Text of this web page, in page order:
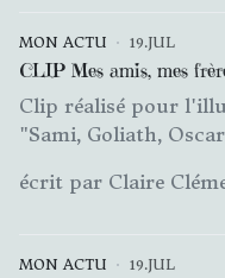
MON ACTU 19.JUL
CLIP Mes amis, mes
Clip réalisé pour
"Sami, Goliath,
écrit par Claire
MON ACTU 19.JUL